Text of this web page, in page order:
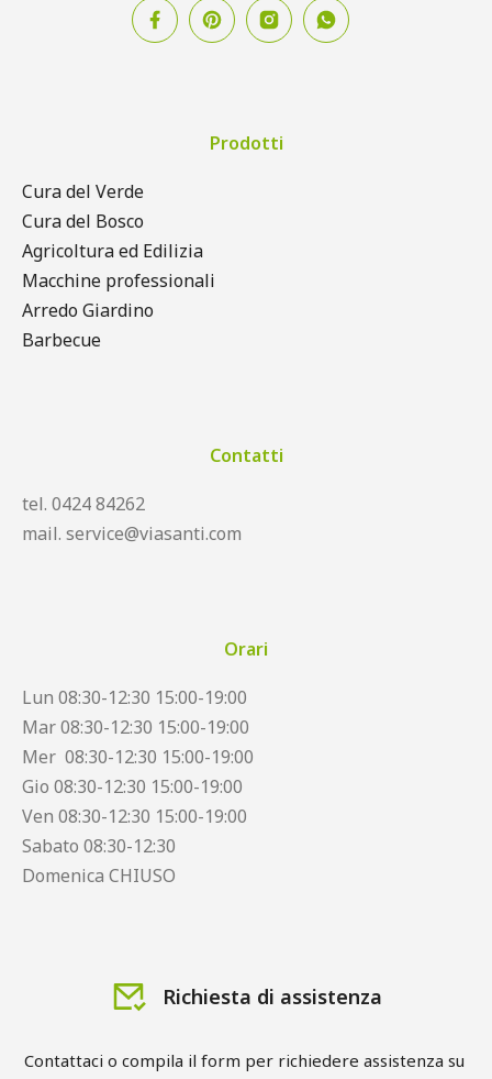
Prodotti
Cura del Verde
Cura del Bosco
Agricoltura ed Edilizia
Macchine professionali
Arredo Giardino
Barbecue
Contatti
tel. 0424 84262
mail. service@viasanti.com
Orari
Lun 08:30-12:30 15:00-19:00
Mar 08:30-12:30 15:00-19:00
Mer 08:30-12:30 15:00-19:00
Gio 08:30-12:30 15:00-19:00
Ven 08:30-12:30 15:00-19:00
Sabato 08:30-12:30
Domenica CHIUSO
Richiesta di assistenza
Contattaci o compila il form per richiedere assistenza su